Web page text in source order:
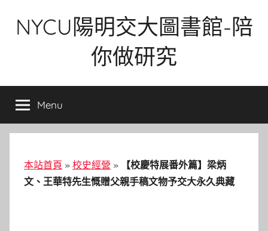
NYCU陽明交大圖書館-陪
你做研究
Menu
本站首頁 » 校史經營 »
【校慶特展番外篇】梁炳
文、王華特先生慨贈父親手稿文物予交大永久典藏